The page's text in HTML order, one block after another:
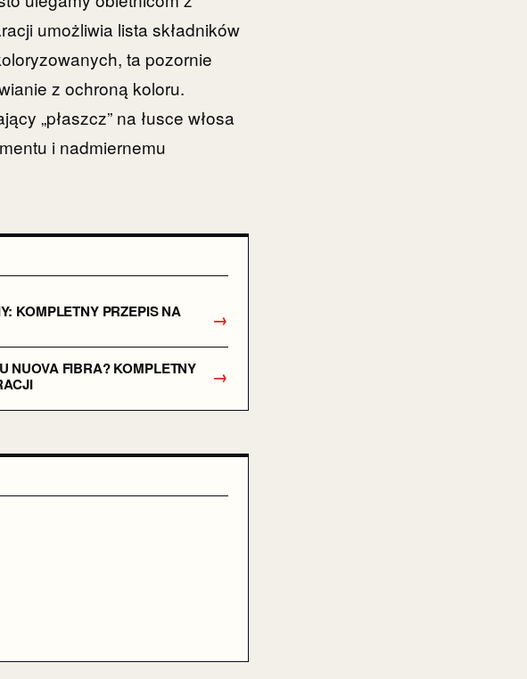
umożliwia lista składników
ta pozornie
z ochroną koloru.
„płaszcz” na łusce włosa
i nadmiernemu
KOMPLETNY PRZEPIS NA
→
NUOVA FIBRA? KOMPLETNY
→